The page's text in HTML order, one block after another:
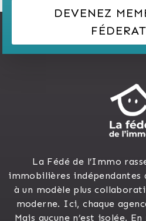
DEVENEZ
La Fédé de l’Immo
immobilières indépendantes
à un modèle plus
moderne. Ici, chaque
Mais aucune n’est isolée.